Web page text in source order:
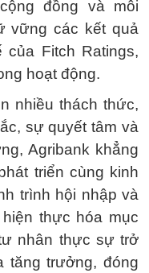
đồng và môi
vững các kết quả
Fitch Ratings,
hoạt động.
nhiều thách thức,
sự quyết tâm và
Agribank khẳng
triển cùng kinh
trình hội nhập và
thực hóa mục
nhân thực sự trở
tăng trưởng, đóng